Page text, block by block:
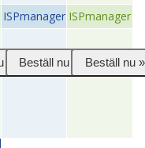
ISPmanager ISPmanager